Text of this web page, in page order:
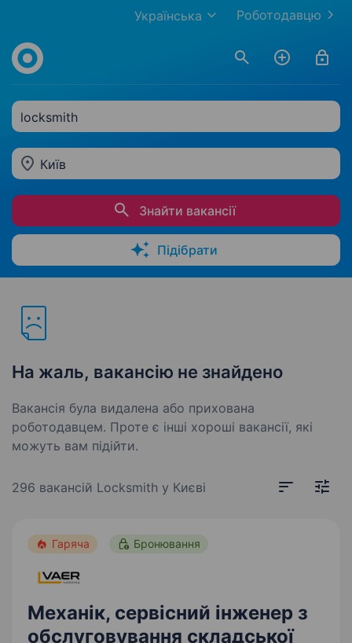
Роботодавцю
Українська
locksmith
Київ
Знайти вакансії
Підібрати
На жаль, вакансію не знайдено
Вакансія була видалена або прихована
роботодавцем. Проте є інші хороші вакансії, які
можуть вам підійти.
296 вакансій Locksmith у Києві
Гаряча Бронювання
Механік, сервісний інженер з
обслуговування складської